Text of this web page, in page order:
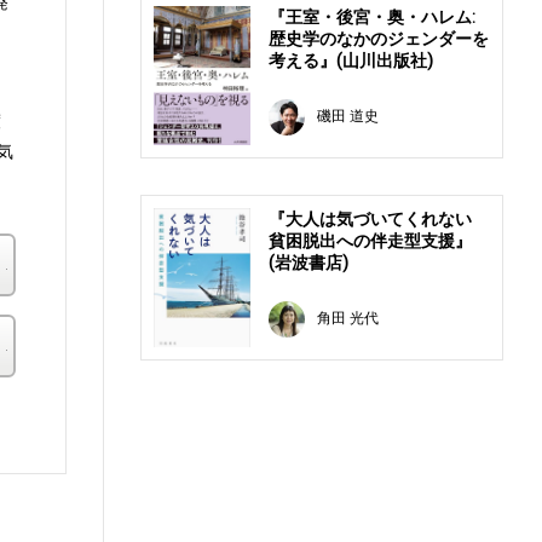
『王室・後宮・奥・ハレム:
歴史学のなかのジェンダーを
考える』(山川出版社)
磯田 道史
『大人は気づいてくれない
貧困脱出への伴走型支援』
(岩波書店)
角田 光代